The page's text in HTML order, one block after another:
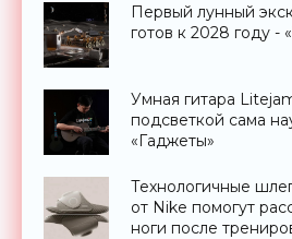
Первый лунный
готов к 2028 году -
Умная гитара
подсветкой сама
«Гаджеты»
Технологичные
от Nike помогут
ноги после